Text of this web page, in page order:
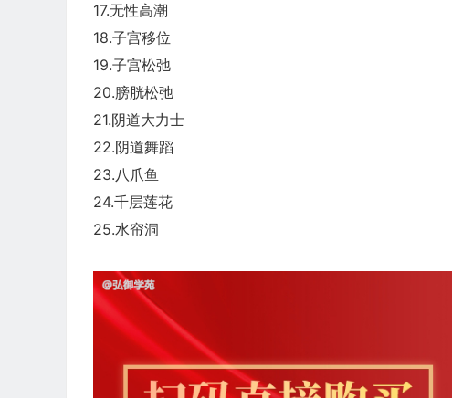
17.无性高潮
18.子宫移位
19.子宫松弛
20.膀胱松弛
21.阴道大力士
22.阴道舞蹈
23.八爪鱼
24.千层莲花
25.水帘洞